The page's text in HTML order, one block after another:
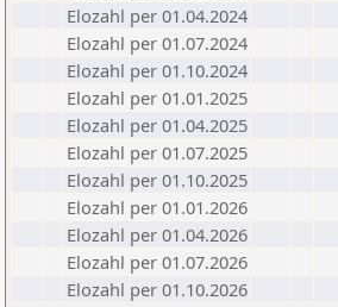
Elozahl per 01.04.2024
Elozahl per 01.07.2024
Elozahl per 01.10.2024
Elozahl per 01.01.2025
Elozahl per 01.04.2025
Elozahl per 01.07.2025
Elozahl per 01.10.2025
Elozahl per 01.01.2026
Elozahl per 01.04.2026
Elozahl per 01.07.2026
Elozahl per 01.10.2026